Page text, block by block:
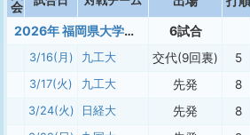
会
2026年 福岡県大学準硬式 春季 6試合
3/16(月) 九工大 交代(9回裏) 5
3/17(火) 九工大 先発 8
3/24(火) 日経大 先発 8